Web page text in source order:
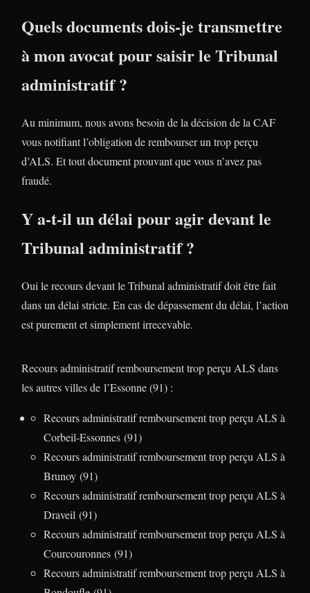
Quels documents dois-je transmettre
à mon avocat pour saisir le Tribunal
administratif ?
Au minimum, nous avons besoin de la décision de la CAF
vous notifiant l’obligation de rembourser un trop perçu
d’ALS. Et tout document prouvant que vous n’avez pas
fraudé.
Y a-t-il un délai pour agir devant le
Tribunal administratif ?
Oui le recours devant le Tribunal administratif doit être fait
dans un délai stricte. En cas de dépassement du délai, l’action
est purement et simplement irrecevable.
Recours administratif remboursement trop perçu ALS dans
les autres villes de l’Essonne (91) :
Recours administratif remboursement trop perçu ALS à
Corbeil-Essonnes (91)
Recours administratif remboursement trop perçu ALS à
Brunoy (91)
Recours administratif remboursement trop perçu ALS à
Draveil (91)
Recours administratif remboursement trop perçu ALS à
Courcouronnes (91)
Recours administratif remboursement trop perçu ALS à